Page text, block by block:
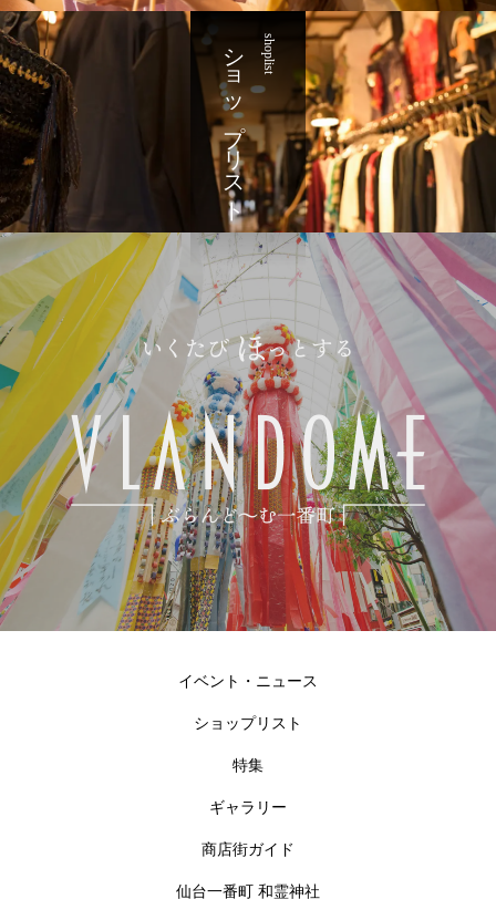
shoplist
ショップリスト
イベント・ニュース
ショップリスト
特集
ギャラリー
商店街ガイド
仙台一番町 和霊神社